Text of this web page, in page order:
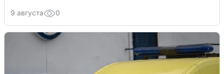
9 августа 0